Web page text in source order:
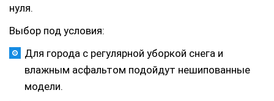
нуля.
Выбор под условия:
Для города с регулярной уборкой снега и
влажным асфальтом подойдут нешипованные
модели.